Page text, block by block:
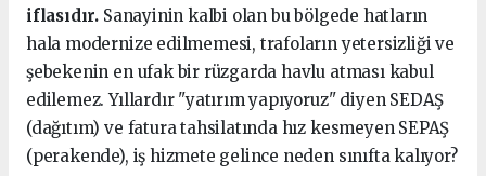
iflasıdır. Sanayinin kalbi olan bu bölgede hatların
hala modernize edilmemesi, trafoların yetersizliği ve
şebekenin en ufak bir rüzgarda havlu atması kabul
edilemez. Yıllardır "yatırım yapıyoruz" diyen SEDAŞ
(dağıtım) ve fatura tahsilatında hız kesmeyen SEPAŞ
(perakende), iş hizmete gelince neden sınıfta kalıyor?